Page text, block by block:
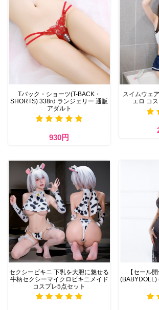
Tバック・ショーツ(T-BACK・
SHORTS) 338rd ランジェリー 通販
アダルト
930円
スイムウェ
エロ コ
セクシービキニ 下乳を大胆に魅せる
牛柄セクシーマイクロビキニメイド
コスプレ5点セット
【セール
(BABYDOLL)